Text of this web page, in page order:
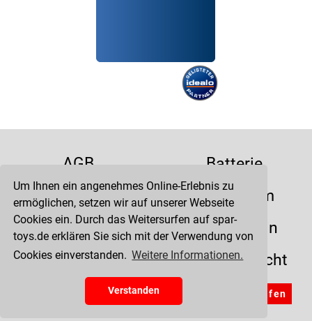
Um Ihnen ein angenehmes Online-Erlebnis zu
ermöglichen, setzen wir auf unserer Webseite
Cookies ein. Durch das Weitersurfen auf spar-
toys.de erklären Sie sich mit der Verwendung von
Cookies einverstanden. Weitere Informationen.
Verstanden
AGB
Batterie
Datenschutz
Impressum
Kontakt
Liefertermin
Versandkosten
Widerrufsrecht